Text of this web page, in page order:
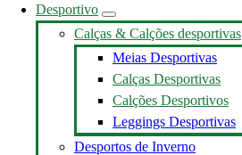
Desportivo
Calças & Calções desportivas
Meias Desportivas
Calças Desportivas
Calções Desportivos
Leggings Desportivas
Desportos de Inverno